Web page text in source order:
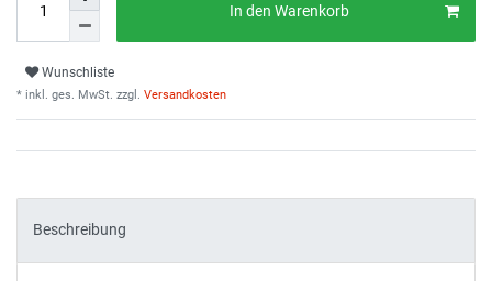
In den Warenkorb
Wunschliste
* inkl. ges. MwSt. zzgl. Versandkosten
Beschreibung